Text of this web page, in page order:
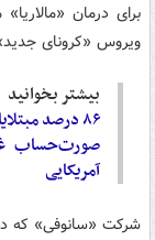
برای درمان
ویروس «کرونای
بیشتر بخوانید
۸۶ درصد مبتلایان به
صورت‌حساب
آمریکایی
شرکت «سانوفی» که